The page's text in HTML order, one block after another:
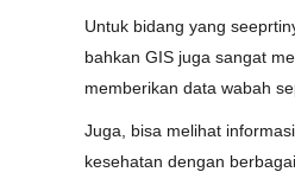
Untuk bidang yang
bahkan GIS juga sangat
memberikan data wabah
Juga, bisa melihat
kesehatan dengan